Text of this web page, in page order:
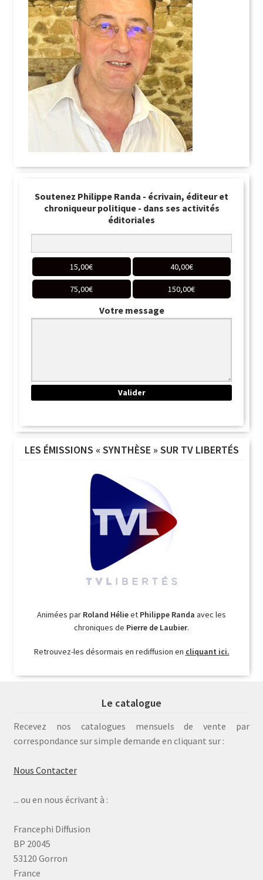
Soutenez Philippe Randa - écrivain, éditeur et
chroniqueur politique - dans ses activités
éditoriales
15,00€ 40,00€
75,00€ 150,00€
Votre message
LES ÉMISSIONS « SYNTHÈSE » SUR TV LIBERTÉS
Animées par Roland Hélieet Philippe Randa avec les
chroniques de Pierre de Laubier.
Retrouvez-les désormais en rediffusion en cliquant ici.
Le catalogue
Recevez nos catalogues mensuels de vente par
correspondance sur simple demande en cliquant sur :
Nous Contacter
... ou en nous écrivant à :
Francephi Diffusion
BP 20045
53120 Gorron
France